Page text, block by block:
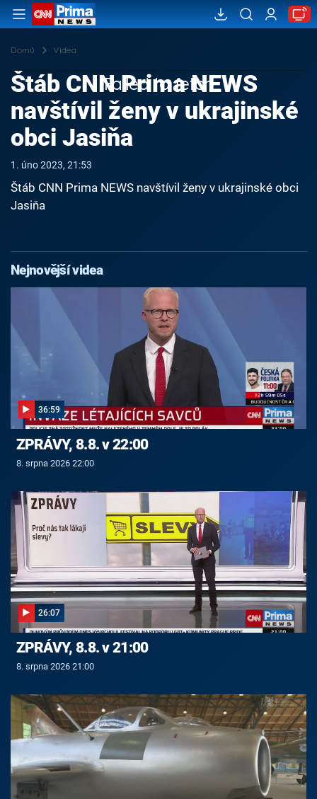
Domů Videa
Failed to fetch
Štáb CNN Prima NEWS
navštívil ženy v ukrajinské
obci Jasiňa
1. úno 2023, 21:53
Štáb CNN Prima NEWS navštívil ženy v ukrajinské obci
Jasiňa
Nejnovější videa
36:59
ZPRÁVY, 8.8. v 22:00
8. srpna 2026 22:00
26:07
ZPRÁVY, 8.8. v 21:00
8. srpna 2026 21:00